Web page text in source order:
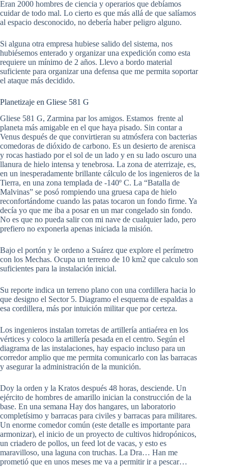
Eran 2000 hombres de ciencia y operarios que debíamos
cuidar de todo mal. Lo cierto es que más allá de que salíamos
al espacio desconocido, no debería haber peligro alguno.
Si alguna otra empresa hubiese salido del sistema, nos
hubiésemos enterado y organizar una expedición como esta
requiere un mínimo de 2 años. Llevo a bordo material
suficiente para organizar una defensa que me permita soportar
el ataque más decidido.
Planetizaje en Gliese 581 G
Gliese 581 G, Zarmina par los amigos. Estamos frente al
planeta más amigable en el que haya pisado. Sin contar a
Venus después de que convirtieran su atmósfera con bacterias
comedoras de dióxido de carbono. Es un desierto de arenisca
y rocas hastiado por el sol de un lado y en su lado oscuro una
llanura de hielo intensa y tenebrosa. La zona de aterrizaje, es,
en un inesperadamente brillante cálculo de los ingenieros de la
Tierra, en una zona templada de -140º C. La “Batalla de
Malvinas” se posó rompiendo una gruesa capa de hielo
reconfortándome cuando las patas tocaron un fondo firme. Ya
decía yo que me iba a posar en un mar congelado sin fondo.
No es que no pueda salir con mi nave de cualquier lado, pero
prefiero no exponerla apenas iniciada la misión.
Bajo el portón y le ordeno a Suárez que explore el perímetro
con los Mechas. Ocupa un terreno de 10 km2 que calculo son
suficientes para la instalación inicial.
Su reporte indica un terreno plano con una cordillera hacia lo
que designo el Sector 5. Diagramo el esquema de espaldas a
esa cordillera, más por intuición militar que por certeza.
Los ingenieros instalan torretas de artillería antiaérea en los
vértices y coloco la artillería pesada en el centro. Según el
diagrama de las instalaciones, hay espacio incluso para un
corredor amplio que me permita comunicarlo con las barracas
y asegurar la administración de la munición.
Doy la orden y la Kratos después 48 horas, desciende. Un
ejército de hombres de amarillo inician la construcción de la
base. En una semana Hay dos hangares, un laboratorio
completísimo y barracas para civiles y barracas para militares.
Un enorme comedor común (este detalle es importante para
armonizar), el inicio de un proyecto de cultivos hidropónicos,
un criadero de pollos, un feed lot de vacas, y esto es
maravilloso, una laguna con truchas. La Dra… Han me
prometió que en unos meses me va a permitir ir a pescar…